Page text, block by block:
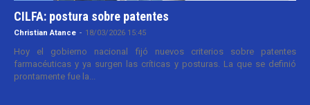
CILFA: postura sobre patentes
Christian Atance - 18/03/2026 15:45
Hoy el gobierno nacional fijó nuevos criterios sobre patentes
farmacéuticas y ya surgen las críticas y posturas. La que se definió
prontamente fue la...